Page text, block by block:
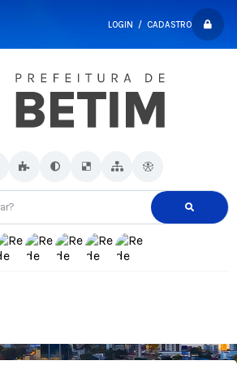
LOGIN / CADASTRO